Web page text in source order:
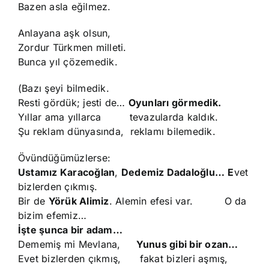
Bazen asla eğilmez.
Anlayana aşk olsun,
Zordur Türkmen milleti.
Bunca yıl çözemedik.
(Bazı şeyi bilmedik.
Resti gördük; jesti de… Oyunları görmedik.
Yıllar ama yıllarca tevazularda kaldık.
Şu reklam dünyasında, reklamı bilemedik.
Övündüğümüzlerse:
Ustamız Karacoğlan, Dedemiz Dadaloğlu… Evet
bizlerden çıkmış.
Bir de Yörük Alimiz. Alemin efesi var. O da
bizim efemiz…
İşte şunca bir adam…
Dememiş mi Mevlana, Yunus gibi bir ozan…
Evet bizlerden çıkmış, fakat bizleri aşmış,